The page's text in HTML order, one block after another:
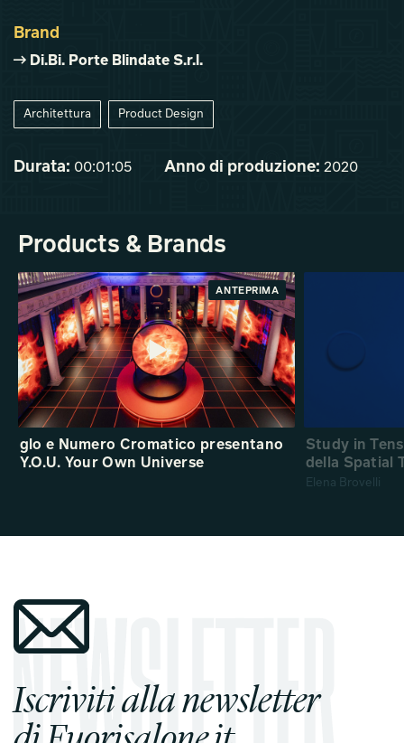
Brand
Di.Bi. Porte Blindate S.r.l.
Architettura Product Design
Durata: 00:01:05 Anno di produzione: 2020
Products & Brands
ANTEPRIMA
glo e Numero Cromatico presentano
Y.O.U. Your Own Universe
Study in
della Spatial
Elena Brovelli
Iscriviti alla newsletter